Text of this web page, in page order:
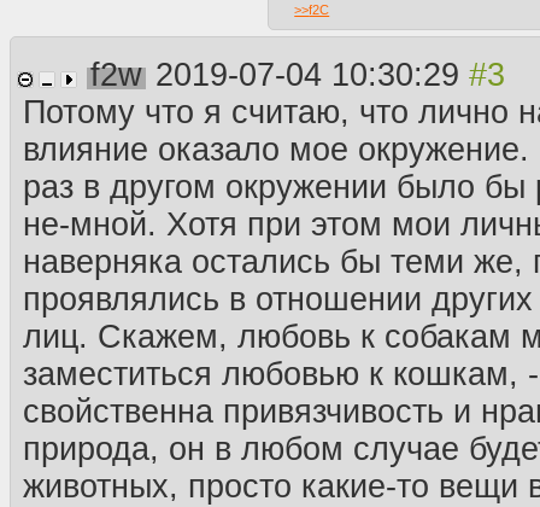
>>f2C
f2w 2019-07-04 10:30:29
Потому что я считаю, что лично
влияние оказало мое
раз в другом окружении было бы
не-мной. Хотя при этом мои
наверняка остались бы теми же,
проявлялись в отношении
лиц. Скажем, любовь к собакам
заместиться любовью к кошкам,
свойственна привязчивость и
природа, он в любом случае
животных, просто какие-то вещи